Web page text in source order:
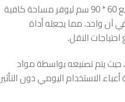
بالإضافة إلى ذلك يأتي حجم الترولي الواسع 60 * 90 سم ليوفر مساحة كافية
آن واحد، مما يجعله أداة
النقل.
حيث يتم تصنيعه بواسطة مواد
الاستخدام اليومي دون التأثير